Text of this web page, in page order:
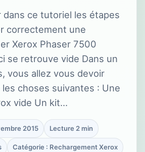
dans ce tutoriel les étapes
correctement une
Xerox Phaser 7500
se retrouve vide Dans un
vous allez vous devoir
choses suivantes : Une
vide Un kit…
2015 Lecture 2 min
Catégorie : Rechargement Xerox